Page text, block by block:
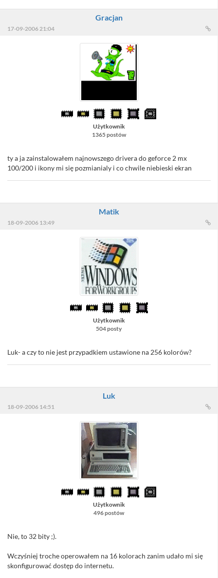
Gracjan
17-09-2006 21:04
Użytkownik
1365 postów
ty a ja zainstalowałem najnowszego drivera do geforce 2 mx
100/200 i ikony mi się pozmianialy i co chwile niebieski ekran
Matik
18-09-2006 13:49
Użytkownik
504 posty
Luk- a czy to nie jest przypadkiem ustawione na 256 kolorów?
Luk
18-09-2006 14:51
Użytkownik
496 postów
Nie, to 32 bity ;).
Wczyśniej troche operowałem na 16 kolorach zanim udało mi się
skonfigurować dostęp do internetu.